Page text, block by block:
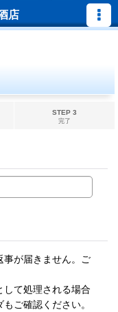
店
STEP 3
完了
事が届きません。ご
して処理される場合
ご確認ください。